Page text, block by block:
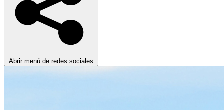
Abrir menú de redes sociales